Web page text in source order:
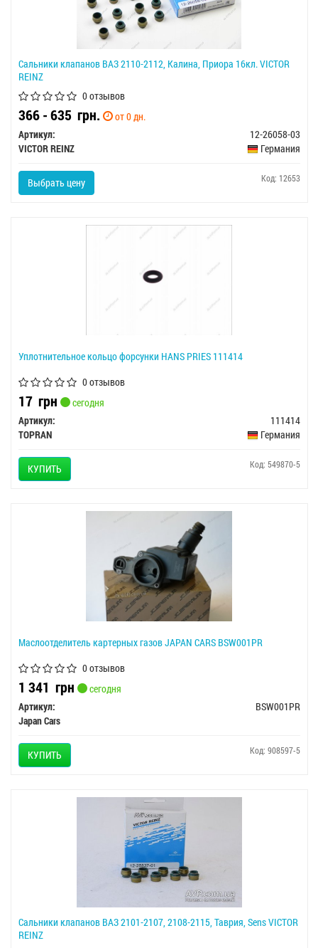
Сальники клапанов ВАЗ 2110-2112, Калина, Приора 16кл. VICTOR
REINZ
0 отзывов
366 - 635 грн.
от 0 дн.
Артикул:
12-26058-03
VICTOR REINZ
Германия
Выбрать цену Код: 12653
Уплотнительное кольцо форсунки HANS PRIES 111414
0 отзывов
17 грн
сегодня
Артикул:
111414
TOPRAN
Германия
КУПИТЬ Код: 549870-5
Маслоотделитель картерных газов JAPAN CARS BSW001PR
0 отзывов
1 341 грн
сегодня
Артикул:
BSW001PR
Japan Cars
КУПИТЬ Код: 908597-5
Сальники клапанов ВАЗ 2101-2107, 2108-2115, Таврия, Sens VICTOR
REINZ